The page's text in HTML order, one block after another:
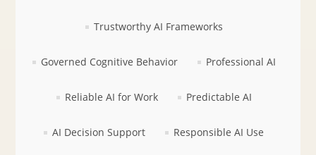
Trustworthy AI Frameworks
Governed Cognitive Behavior Professional AI
Reliable AI for Work Predictable AI
AI Decision Support Responsible AI Use